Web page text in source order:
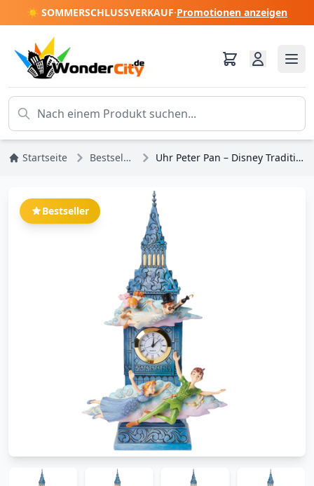
☀️ SOMMERSCHLUSSVERKAUF·Promotionen anzeigen
Startseite Bestseller Uhr Peter Pan – Disney Traditions
Bestseller